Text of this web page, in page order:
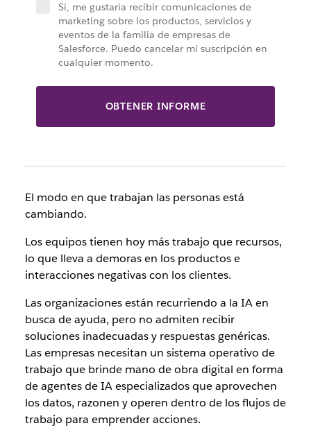
Sí, me gustaría recibir comunicaciones de
marketing sobre los productos, servicios y
eventos de la familia de empresas de
Salesforce. Puedo cancelar mi suscripción en
cualquier momento.
OBTENER INFORME
El modo en que trabajan las personas está
cambiando.
Los equipos tienen hoy más trabajo que recursos,
lo que lleva a demoras en los productos e
interacciones negativas con los clientes.
Las organizaciones están recurriendo a la IA en
busca de ayuda, pero no admiten recibir
soluciones inadecuadas y respuestas genéricas.
Las empresas necesitan un sistema operativo de
trabajo que brinde mano de obra digital en forma
de agentes de IA especializados que aprovechen
los datos, razonen y operen dentro de los flujos de
trabajo para emprender acciones.